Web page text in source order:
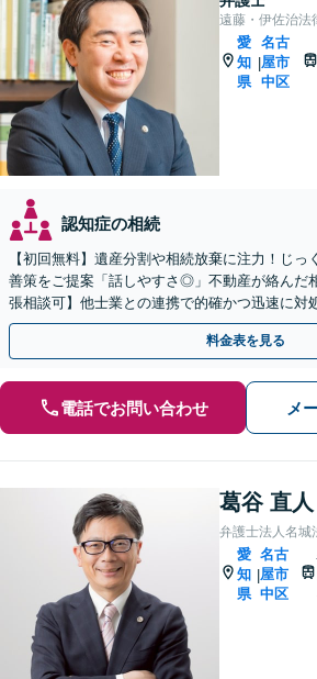
遠藤・伊佐治法
愛
知
県
|
名古
屋市
中区
認知症の相続
【初回無料】遺産分割や相続放棄に注力！じっ
善策をご提案「話しやすさ◎」不動産が絡んだ
張相談可】他士業との連携で的確かつ迅速に対
生前対策も【丸の内駅2分】
料金表を見る
電話でお問い合わせ メ
葛谷 直人
弁護士法人名城
愛
知
県
|
名古
屋市
中区